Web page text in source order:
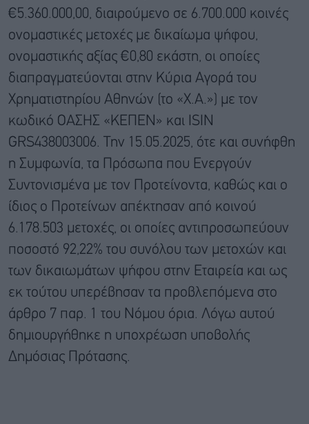
€5.360.000,00, διαιρούμενο σε 6.700.000 κοινές
ονομαστικές μετοχές με δικαίωμα ψήφου,
ονομαστικής αξίας €0,80 εκάστη, οι οποίες
διαπραγματεύονται στην Κύρια Αγορά του
Χρηματιστηρίου Αθηνών (το «Χ.Α.») με τον
κωδικό ΟΑΣΗΣ «ΚΕΠΕΝ» και ISIN
GRS438003006. Την 15.05.2025, ότε και συνήφθη
η Συμφωνία, τα Πρόσωπα που Ενεργούν
Συντονισμένα με τον Προτείνοντα, καθώς και ο
ίδιος ο Προτείνων απέκτησαν από κοινού
6.178.503 μετοχές, οι οποίες αντιπροσωπεύουν
ποσοστό 92,22% του συνόλου των μετοχών και
των δικαιωμάτων ψήφου στην Εταιρεία και ως
εκ τούτου υπερέβησαν τα προβλεπόμενα στο
άρθρο 7 παρ. 1 του Νόμου όρια. Λόγω αυτού
δημιουργήθηκε η υποχρέωση υποβολής
Δημόσιας Πρότασης.